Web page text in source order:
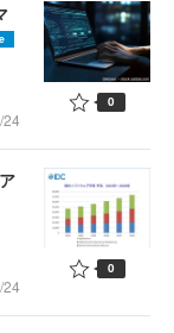
24
0
24
0